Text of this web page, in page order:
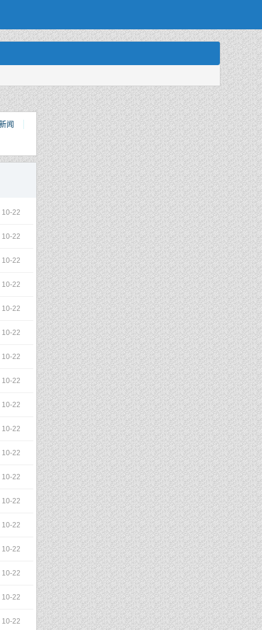
闻
10-22
10-22
10-22
10-22
10-22
10-22
10-22
10-22
10-22
10-22
10-22
10-22
10-22
10-22
10-22
10-22
10-22
10-22